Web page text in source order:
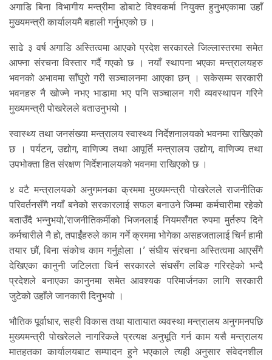
अगाडि बिना विभागीय मन्त्रीमा डोबाटे विश्वकर्मा नियुक्त हुनुभएकामा उहाँ
मुख्यमन्त्री कार्यालयमै बहाली गर्नुभएको छ ।
साढे ३ वर्ष अगाडि अस्तित्वमा आएको प्रदेश सरकारले जिल्लास्तरमा समेत
आफ्ना संरचना विस्तार गर्दै गएको छ । नयाँ स्थापना भएका मन्त्रालयहरु
भवनको अभावमा साँघुरो गरी सञ्चालनमा आएका छन् । सकेसम्म सरकारी
भवनहरु नै खोज्ने नभए भाडामा भए पनि सञ्चालन गरी व्यवस्थापन गरिने
मुख्यमन्त्री पोखरेलले बताउनुभयो ।
स्वास्थ्य तथा जनसंख्या मन्त्रालय स्वास्थ्य निर्देशनालयको भवनमा राखिएको
छ । पर्यटन, उद्योग, वाणिज्य तथा आपूर्ति मन्त्रालय उद्योग, वाणिज्य तथा
उपभोक्ता हित संरक्षण निर्देशनालयको भवनमा राखिएको छ ।
४ वटै मन्त्रालयको अनुगमनका क्रममा मुख्यमन्त्री पोखरेलले राजनीतिक
परिवर्तनसँगै नयाँ बनेको सरकारलाई सफल बनाउने जिम्मा कर्मचारीमा रहेको
बताउँदै भन्नुभयो,‘राजनीतिकर्मीको भिजनलाई नियमसँगत रुपमा मुर्तरुप दिने
कर्मचारीले नै हो, तपाईंहरुले काम गर्ने क्रममा भोगेका असहजतालाई चिर्न हामी
तयार छौं, बिना संकोच काम गर्नुहोला ।’ संघीय संरचना अस्तित्वमा आएसँगै
देखिएका कानुनी जटिलता चिर्न सरकारले संघसँग लबिङ गरिरहेको भन्दै
प्रदेशले बनाएका कानुनमा समेत आवश्यक परिमार्जनका लागि सरकारी
जुटेको उहाँले जानकारी दिनुभयो ।
भौतिक पूर्वाधार, सहरी विकास तथा यातायात व्यवस्था मन्त्रालय अनुगमनपछि
मुख्यमन्त्री पोखरेलले नागरिकले प्रत्यक्ष अनुभूति गर्न काम यसै मन्त्रालय
मातहतका कार्यालयबाट सम्पादन हुने भएकाले त्यही अनुसार संवेदनशील